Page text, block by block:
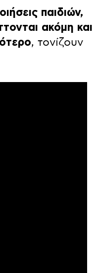
παιδιών,
ακόμη και
, τονίζουν